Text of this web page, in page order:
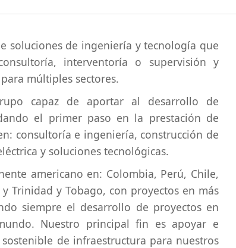
soluciones de ingeniería y tecnología que
interventoría o supervisión y
múltiples sectores.
capaz de aportar al desarrollo de
el primer paso en la prestación de
consultoría e ingeniería, construcción de
y soluciones tecnológicas.
americano en: Colombia, Perú, Chile,
Trinidad y Tobago, con proyectos en más
siempre el desarrollo de proyectos en
Nuestro principal fin es apoyar e
de infraestructura para nuestros